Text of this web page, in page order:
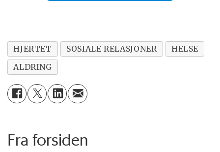
HJERTET SOSIALE RELASJONER
HELSE
ALDRING
Fra forsiden